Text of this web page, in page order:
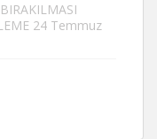
24 Temmuz